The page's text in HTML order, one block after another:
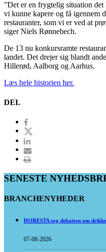
”Det er en frygtelig situation
vi kunne kapere og få igennem
restauranter, som vi er ved at
siger Niels Rønnebech.
De 13 nu konkursramte
landet. Det drejer sig blandt
Hillerød, Aalborg og Aarhus.
Læs hele historien her.
DEL
SENESTE
BRANCHENYHEDER
HORESTA tog debatten om
07-08-2026